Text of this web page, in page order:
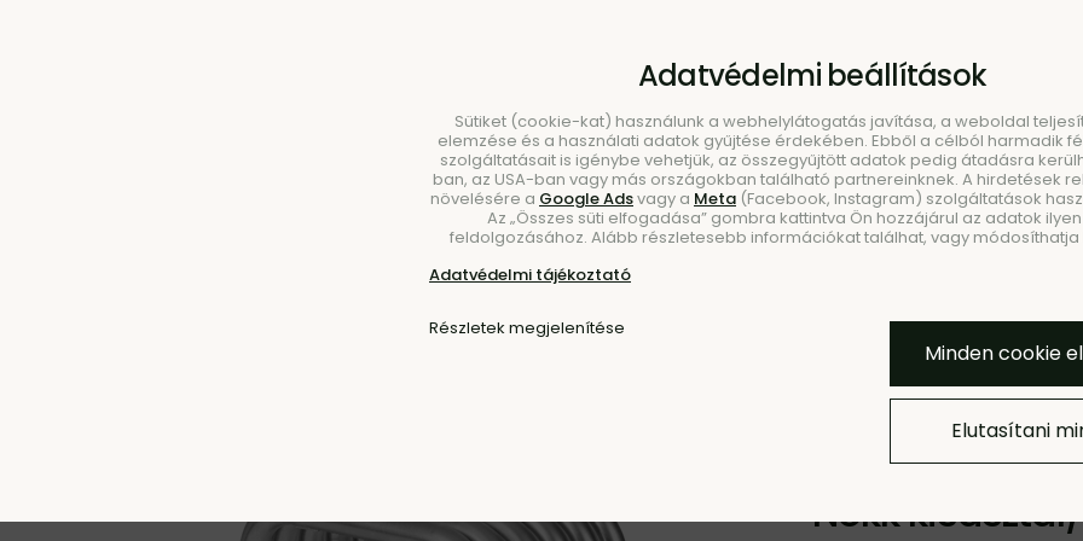
ÉTKEZÉS
Nokk
Adatvédelmi beállítások
Sütiket (cookie-kat) használunk a webhelylátogatás javítása, a weboldal
elemzése és a használati adatok gyűjtése érdekében. Ebből a célból harmadik
szolgáltatásait is igénybe vehetjük, az összegyűjtött adatok pedig átadásra
ban, az USA-ban vagy más országokban található partnereinknek. A hirdetések
növelésére a Google Adsvagy a Meta (Facebook, Instagram) szolgáltatások
Az „Összes süti elfogadása” gombra kattintva Ön hozzájárul az adatok
feldolgozásához. Alább részletesebb információkat találhat, vagy
Adatvédelmi tájékoztató
Részletek megjelenítése
Minden cookie
Elutasítani